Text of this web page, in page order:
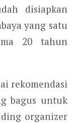
disiapkan
yang satu
20 tahun
rekomendasi
bagus untuk
organizer